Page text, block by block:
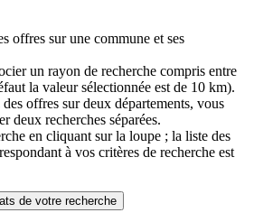
offres sur une commune et ses
un rayon de recherche compris entre
la valeur sélectionnée est de 10 km).
offres sur deux départements, vous
deux recherches séparées.
en cliquant sur la loupe ; la liste des
à vos critères de recherche est
de votre recherche